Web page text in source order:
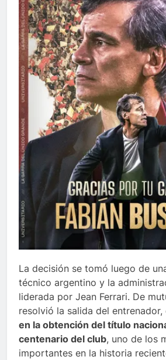
La decisión se tomó luego de
técnico argentino y la
liderada por Jean Ferrari. De
resolvió la salida del entrenador,
en la obtención del título
centenario del club, uno de los
importantes en la historia